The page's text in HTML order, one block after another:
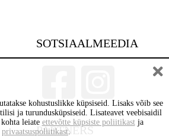
SOTSIAALMEEDIA
PARTNERS
kohustuslikke küpsiseid. Lisaks võib see
ja turundusküpsiseid. Lisateavet veebisaidil
kohta leiate ettevõtte küpsiste poliitikastja
privaatsuspoliitikast.